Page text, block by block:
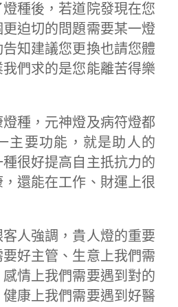
燈種後，若道院發現在您
迫切的問題需要某一燈
知建議您更換也請您體
們求的是您能離苦得樂
燈種，元神燈及病符燈都
主要功能，就是助人的
很好提高自主扺抗力的
還能在工作、財運上很
客人強調，貴人燈的重要
好主管、生意上我們需
情上我們需要遇到對的
康上我們需要遇到好醫